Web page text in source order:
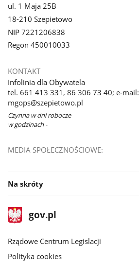
ul. 1 Maja 25B
18-210 Szepietowo
NIP 7221206838
Regon 450010033
KONTAKT
Infolinia dla Obywatela
tel. 661 413 331, 86 306 73 40; e-mail:
mgops@szepietowo.pl
Czynna w dni robocze
w godzinach -
MEDIA SPOŁECZNOŚCIOWE:
Na skróty
stopka
gov.plStrona
gov.pl
Rządowe Centrum Legislacji
Polityka cookies